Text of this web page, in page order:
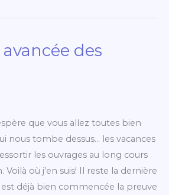
des
que vous allez toutes bien
nous tombe dessus… les vacances
les ouvrages au long cours
Voilà où j’en suis! Il reste la dernière
déjà bien commencée la preuve